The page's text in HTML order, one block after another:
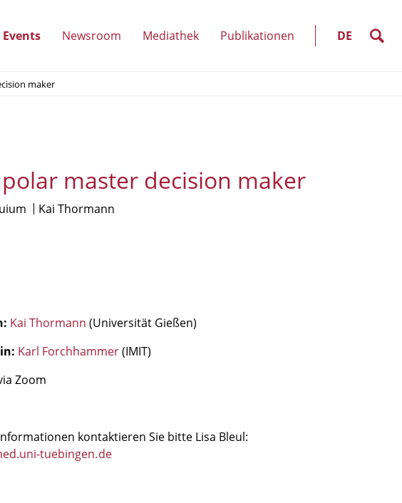
suche
LANGUAGE
DE
Events(Unterpunkte
Newsroom (Unterpunkte
Mediathek Publikationen
maker
master decision maker
Kai Thormann
Kai Thormann (Universität Gießen)
Karl Forchhammer(IMIT)
Zoom
kontaktieren Sie bitte Lisa Bleul:
tuebingen.de